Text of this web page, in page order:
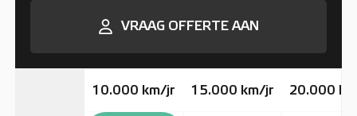
VRAAG OFFERTE AAN
10.000 km/jr 15.000 km/jr 20.000